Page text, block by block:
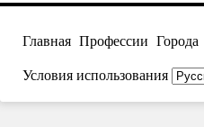
Главная Профессии Города
Условия использования